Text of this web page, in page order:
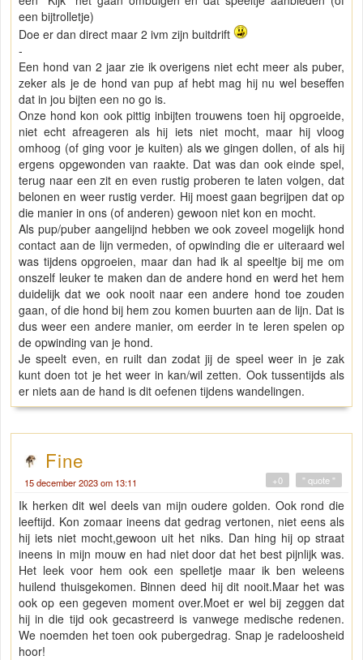
een bijtrolletje)
Doe er dan direct maar 2 ivm zijn buitdrift
-
Een hond van 2 jaar zie ik overigens niet echt meer als puber,
zeker als je de hond van pup af hebt mag hij nu wel beseffen
dat in jou bijten een no go is.
Onze hond kon ook pittig inbijten trouwens toen hij opgroeide,
niet echt afreageren als hij iets niet mocht, maar hij vloog
omhoog (of ging voor je kuiten) als we gingen dollen, of als hij
ergens opgewonden van raakte. Dat was dan ook einde spel,
terug naar een zit en even rustig proberen te laten volgen, dat
belonen en weer rustig verder. Hij moest gaan begrijpen dat op
die manier in ons (of anderen) gewoon niet kon en mocht.
Als pup/puber aangelijnd hebben we ook zoveel mogelijk hond
contact aan de lijn vermeden, of opwinding die er uiteraard wel
was tijdens opgroeien, maar dan had ik al speeltje bij me om
onszelf leuker te maken dan de andere hond en werd het hem
duidelijk dat we ook nooit naar een andere hond toe zouden
gaan, of die hond bij hem zou komen buurten aan de lijn. Dat is
dus weer een andere manier, om eerder in te leren spelen op
de opwinding van je hond.
Je speelt even, en ruilt dan zodat jij de speel weer in je zak
kunt doen tot je het weer in kan/wil zetten. Ook tussentijds als
er niets aan de hand is dit oefenen tijdens wandelingen.
Fine
15 december 2023 om 13:11 " quote "
+0
Ik herken dit wel deels van mijn oudere golden. Ook rond die
leeftijd. Kon zomaar ineens dat gedrag vertonen, niet eens als
hij iets niet mocht,gewoon uit het niks. Dan hing hij op straat
ineens in mijn mouw en had niet door dat het best pijnlijk was.
Het leek voor hem ook een spelletje maar ik ben weleens
huilend thuisgekomen. Binnen deed hij dit nooit.Maar het was
ook op een gegeven moment over.Moet er wel bij zeggen dat
hij in die tijd ook gecastreerd is vanwege medische redenen.
We noemden het toen ook pubergedrag. Snap je radeloosheid
hoor!